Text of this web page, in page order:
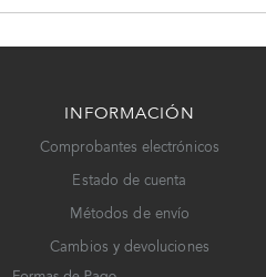
INFORMACIÓN
Comprobantes electrónicos
Estado de cuenta
Métodos de envío
Cambios y devoluciones